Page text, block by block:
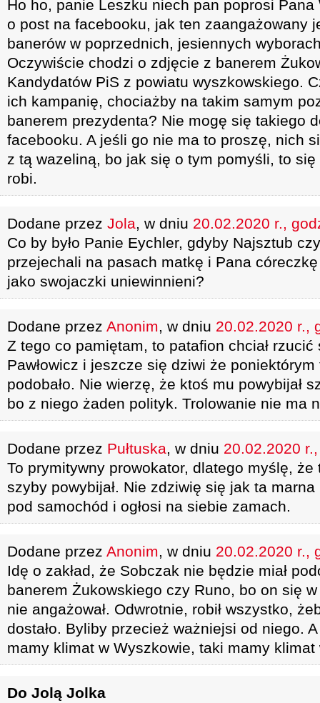
Ho ho, panie Leszku niech pan poprosi
o post na facebooku, jak ten zaangażowany
banerów w poprzednich, jesiennych
Oczywiście chodzi o zdjęcie z banerem
Kandydatów PiS z powiatu wyszkowskiego.
ich kampanię, chociażby na takim samym
banerem prezydenta? Nie mogę się takiego
facebooku. A jeśli go nie ma to proszę, nich
z tą wazeliną, bo jak się o tym pomyśli, to się
robi.
Dodane przez Jola, w dniu 20.02.2020 r.,
Co by było Panie Eychler, gdyby Najsztub
przejechali na pasach matkę i Pana
jako swojaczki uniewinnieni?
Dodane przez Anonim, w dniu 20.02.2020 r.,
Z tego co pamiętam, to patafion chciał rzucić
Pawłowicz i jeszcze się dziwi że
podobało. Nie wierzę, że ktoś mu powybijał
bo z niego żaden polityk. Trolowanie nie ma
Dodane przez Pułtuska, w dniu 20.02.2020
To prymitywny prowokator, dlatego myślę,
szyby powybijał. Nie zdziwię się jak ta
pod samochód i ogłosi na siebie zamach.
Dodane przez Anonim, w dniu 20.02.2020 r.,
Idę o zakład, że Sobczak nie będzie miał
banerem Żukowskiego czy Runo, bo on się
nie angażował. Odwrotnie, robił wszystko,
dostało. Byliby przecież ważniejsi od niego.
mamy klimat w Wyszkowie, taki mamy klimat
Do Jolą Jolka